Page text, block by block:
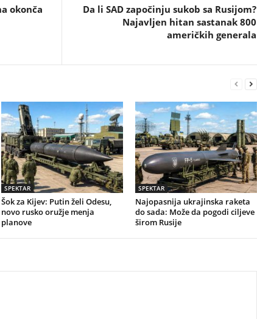
okonča
Da li SAD započinju sukob sa Rusijom?
Najavljen hitan sastanak 800
američkih generala
SPEKTAR
Šok za Kijev: Putin želi Odesu,
novo rusko oružje menja
planove
SPEKTAR
Najopasnija ukrajinska raketa
do sada: Može da pogodi ciljeve
širom Rusije